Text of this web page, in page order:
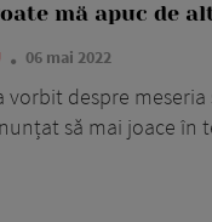
mă apuc de
06 mai 2022
vorbit despre meseria
să mai joace în